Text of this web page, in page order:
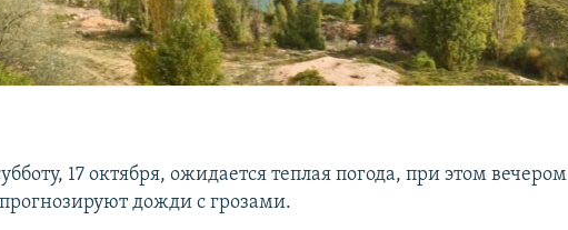
17 октября, ожидается теплая погода, при этом вечером
дожди с грозами.